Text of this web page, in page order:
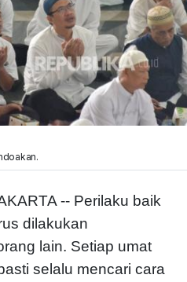
-- Perilaku baik
dilakukan
lain. Setiap umat
selalu mencari cara